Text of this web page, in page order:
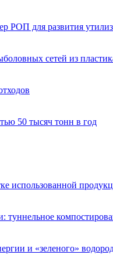
РОП для развития
сетей из
50 тысяч тонн в год
использованной
и «зеленого»